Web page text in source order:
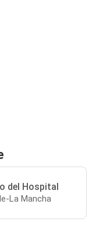
del Hospital
La Mancha